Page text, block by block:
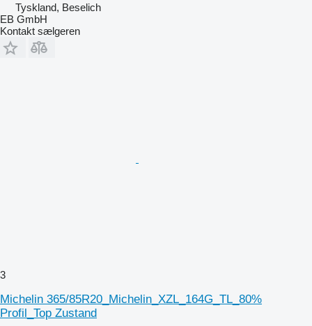
Tyskland, Beselich
EB GmbH
Kontakt sælgeren
3
Michelin 365/85R20_Michelin_XZL_164G_TL_80%
Profil_Top Zustand